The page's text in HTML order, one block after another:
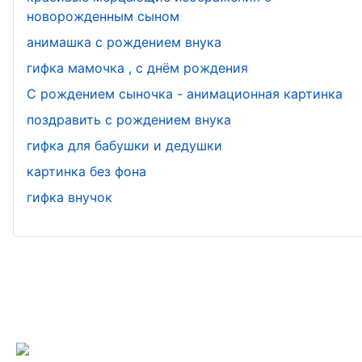
работника
День юриста
День информатики
День гражданской авиации
День футбола
День работников ЗАГСа
новорожденным сыном
анимашка с рождением внука
гифка мамочка , с днём рождения
С рождением сыночка - анимационная картинка
поздравить с рождением внука
гифка для бабушки и дедушки
картинка без фона
гифка внучок